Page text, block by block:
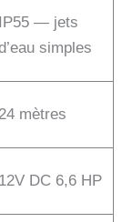
IP55 — jets
simples
24 mètres
12V DC 6,6 HP